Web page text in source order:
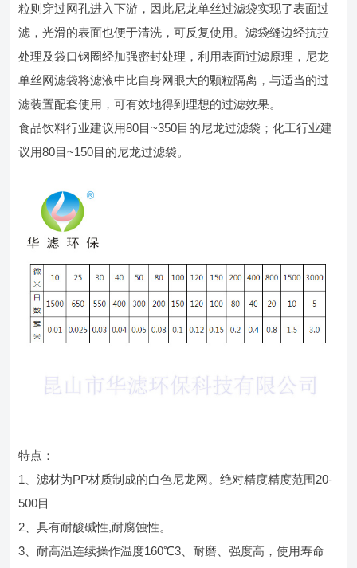
粒则穿过网孔进入下游，因此尼龙单丝过滤袋实现了表面过
滤，光滑的表面也便于清洗，可反复使用。滤袋缝边经抗拉
处理及袋口钢圈经加强密封处理，利用表面过滤原理，尼龙
单丝网滤袋将滤液中比自身网眼大的颗粒隔离，与适当的过
滤装置配套使用，可有效地得到理想的过滤效果。
食品饮料行业建议用80目~350目的尼龙过滤袋；化工行业建
议用80目~150目的尼龙过滤袋。
特点：
1、滤材为PP材质制成的白色尼龙网。绝对精度精度范围20-
500目
2、具有耐酸碱性,耐腐蚀性。
3、耐高温连续操作温度160℃3、耐磨、强度高，使用寿命